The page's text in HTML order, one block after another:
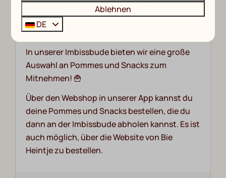
Snackbar
In unserer Imbissbude bieten wir eine große
Auswahl an Pommes und Snacks zum
Mitnehmen! 🍟
Über den Webshop in unserer App kannst du
deine Pommes und Snacks bestellen, die du
dann an der Imbissbude abholen kannst. Es ist
auch möglich, über die Website von Bie
Heintje zu bestellen.
Ablehnen
DE